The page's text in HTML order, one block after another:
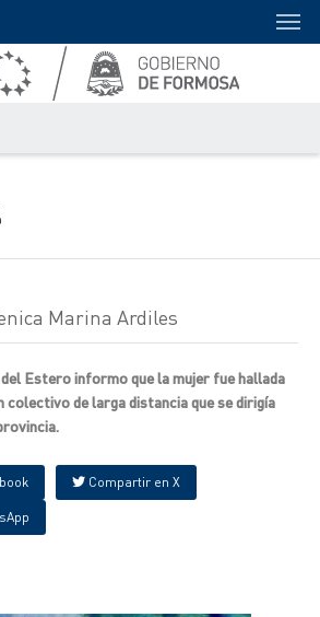
Marina Ardiles
Estero informo que la mujer fue hallada
colectivo de larga distancia que se dirigía
Compartir en X